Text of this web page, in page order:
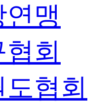
맹
회
협회